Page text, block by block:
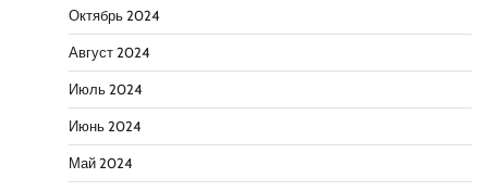
Октябрь 2024
Август 2024
Июль 2024
Июнь 2024
Май 2024